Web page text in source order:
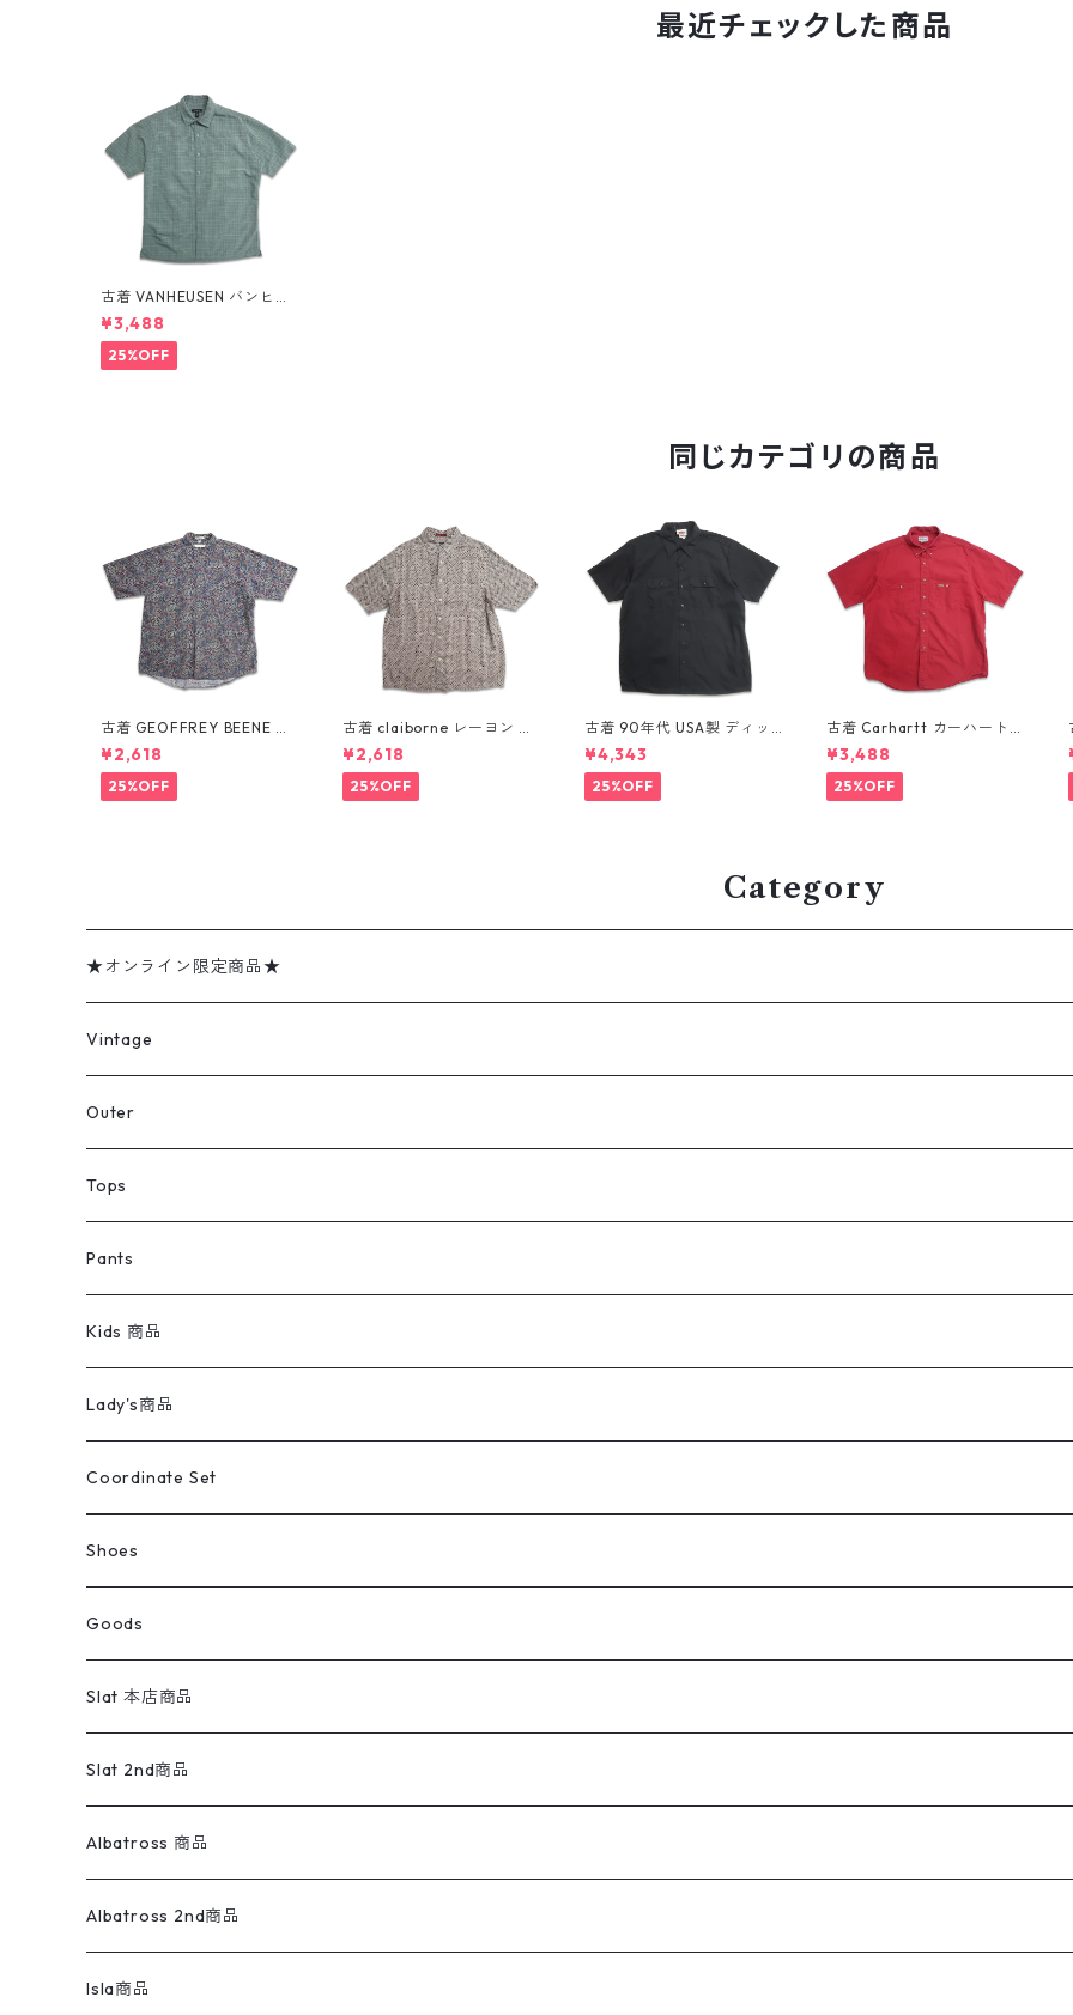
最近チェックした商品
古着 VANHEUSEN バンヒュ
ーセン レーヨン 半袖シャツ
ボックスシャツ チェック グ
リーン系 表記：M gd409
801n w60618
¥3,488
25%OFF
同じカテゴリの商品
古着 GEOFFREY BEENE 総
柄 ペイズリー柄 レーヨン 半
袖シャツ 表記：L gd4103
87n w60805
¥2,618
25%OFF
古着 claiborne レーヨン 総
柄 半袖シャツ ボックスシャ
ツ 表記：L gd410386n w
60805
¥2,618
25%OFF
古着 90年代 USA製 ディッ
キーズ Dickies ワークシャ
ツ 半袖シャツ ボックス ブラ
ック 表記：XL gd410372
n w60804
¥4,343
25%OFF
古着 Carhartt カーハート
半袖シャツ ワークシャツ ボ
タンダウンシャツ レッド 表
記：L gd410371n w6080
4
¥3,488
25%OFF
Category
★オンライン限定商品★
ミリタリーデッドストック
アウター
デニムジャケット
ミリタリージャケット
コート
ナイロンジャケット
レザー
トップス
半袖シャツ
長袖シャツ
セーター・カーディガン
パンツ
デニムパンツ
ミリタリーパンツ
スラックス
オーバーオール・つなぎ
レディース
アウター
トップス
キッズ
アウター
トップス
ライフスタイル雑貨
ラグ・ブランケット
ブランド
ラルフローレン
リーバイス
Vintage
Jacket
Tee
Sweat Shirts
REVERSE WEAVE
Pants
Shirts
Ladies
Sweater
Goods
Military
Outer
コート
デニムジャケット
ミリタリージャケット
スウィングトップ
アウトドアナイロンジャケット
スポーツナイロンジャケット
ワークジャケット
テーラードジャケット
ウールジャケット
ダウンジャケット
レザージャケット
Otherジャケット
Tops
Tシャツ
長袖シャツ
ブランドシャツ
ストライプシャツ
柄シャツ
ワークシャツ
半袖シャツ
ポロシャツ
スウェット・パーカ
プリントスウェット
ロゴスウェット
ベスト
セーター・カーディガン
アランセーター
ウールセーター
フリース
Pants
デニムパンツ
501,505
バギーズデニム
ミリタリーパンツ
チノパンツ
イージーパンツ
スラックス
ワークパンツ
コーデュロイパンツ
オーバーオール・つなぎ
ショーツ
Otherパンツ
Kids 商品
Vintage
Tops
Pants
Tops
Pants
Lady's商品
Tシャツ
ブラウス／シャツ／デザイントップス
長袖
半袖
ベスト／キャミソール
スウェット
ニット
ジャケット
スカート
パンツ(w30以下)
Coordinate Set
Shoes
22cm以下
22.5cm
23cm
23.5cm
24cm
24.5cm
Goods
バンダナ
Slat 本店商品
Outer
Tee
Shirts
S/S Shirts
Sweat Shirts
Slat 2nd商品
アウター
ハンティングジャケット
アウトドアジャケット
長袖シャツ
アウトドアシャツ
半袖シャツ
Albatross 商品
Vintage sweater
Outer
Albatross 2nd商品
70sアイテム
Isla商品